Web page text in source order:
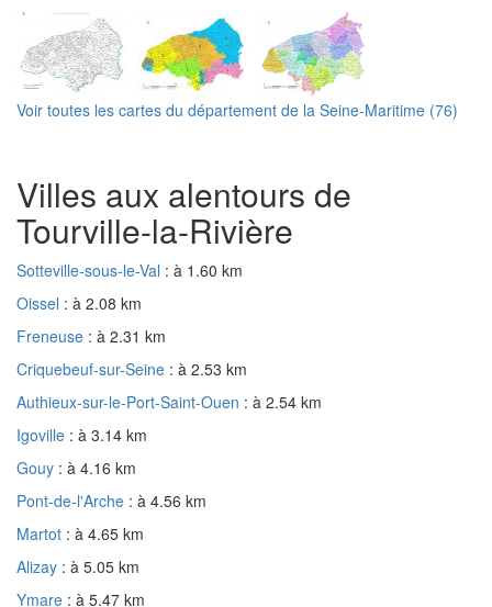
Voir toutes les cartes du département de la Seine-Maritime (76)
Villes aux alentours de
Tourville-la-Rivière
Sotteville-sous-le-Val : à 1.60 km
Oissel : à 2.08 km
Freneuse : à 2.31 km
Criquebeuf-sur-Seine : à 2.53 km
Authieux-sur-le-Port-Saint-Ouen : à 2.54 km
Igoville : à 3.14 km
Gouy : à 4.16 km
Pont-de-l'Arche : à 4.56 km
Martot : à 4.65 km
Alizay : à 5.05 km
Ymare : à 5.47 km